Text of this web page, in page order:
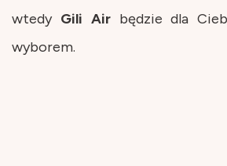
wtedy Gili Airbędzie dla
wyborem.